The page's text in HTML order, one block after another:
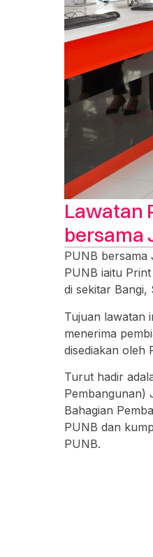
Lawatan
bersama
PUNB bersama
PUNB iaitu
di sekitar Bangi,
Tujuan lawatan
menerima
disediakan oleh
Turut hadir
Pembangunan)
Bahagian
PUNB dan
PUNB.